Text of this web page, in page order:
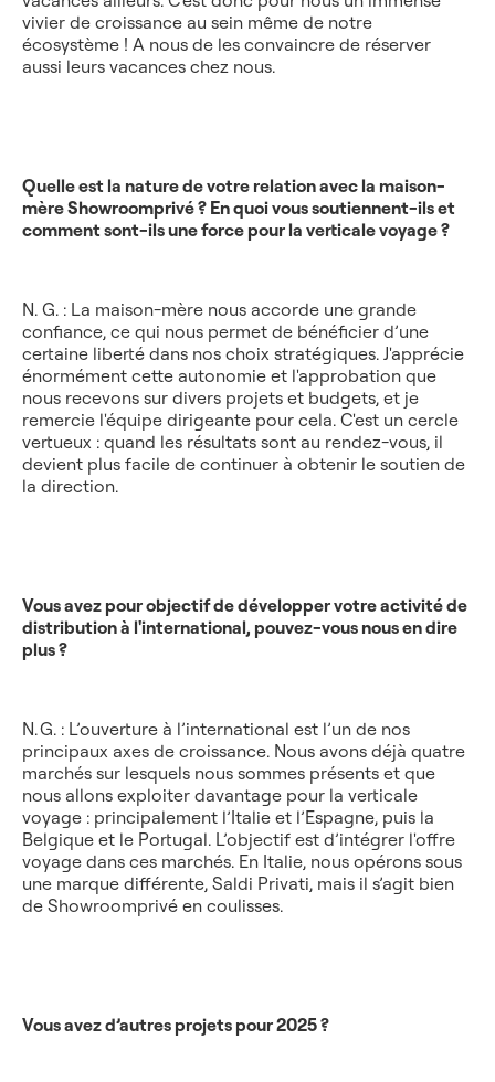
vivier de croissance au sein même de notre
écosystème ! A nous de les convaincre de réserver
aussi leurs vacances chez nous.
Quelle est la nature de votre relation avec la maison-
mère Showroomprivé ? En quoi vous soutiennent-ils et
comment sont-ils une force pour la verticale voyage ?
N. G. : La maison-mère nous accorde une grande
confiance, ce qui nous permet de bénéficier d’une
certaine liberté dans nos choix stratégiques. J'apprécie
énormément cette autonomie et l'approbation que
nous recevons sur divers projets et budgets, et je
remercie l'équipe dirigeante pour cela. C'est un cercle
vertueux : quand les résultats sont au rendez-vous, il
devient plus facile de continuer à obtenir le soutien de
la direction.
Vous avez pour objectif de développer votre activité de
distribution à l'international, pouvez-vous nous en dire
plus ?
N. G. : L’ouverture à l’international est l’un de nos
principaux axes de croissance. Nous avons déjà quatre
marchés sur lesquels nous sommes présents et que
nous allons exploiter davantage pour la verticale
voyage : principalement l’Italie et l’Espagne, puis la
Belgique et le Portugal. L’objectif est d’intégrer l'offre
voyage dans ces marchés. En Italie, nous opérons sous
une marque différente, Saldi Privati, mais il s’agit bien
de Showroomprivé en coulisses.
Vous avez d’autres projets pour 2025 ?